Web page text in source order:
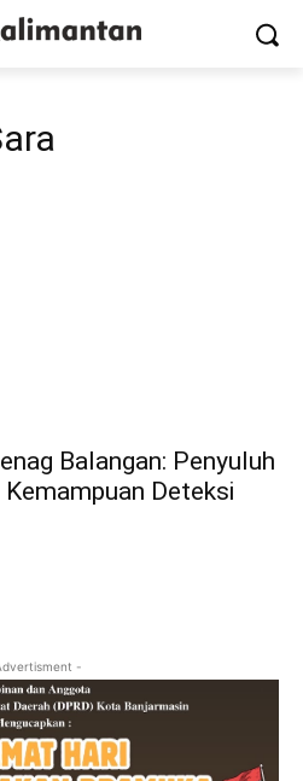
Balangan: Penyuluh
Deteksi
-